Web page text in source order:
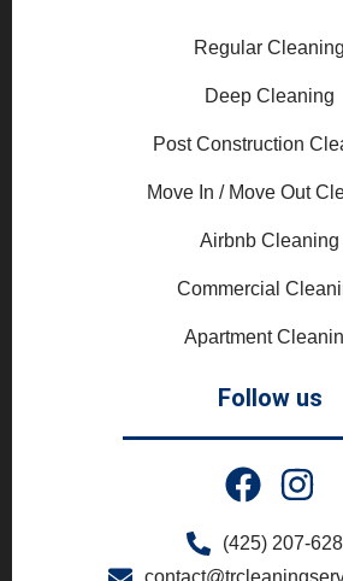
Regular Cleaning
Deep Cleaning
Post Construction
Move In / Move Out
Airbnb Cleaning
Commercial
Apartment
Follow us
(425) 207-